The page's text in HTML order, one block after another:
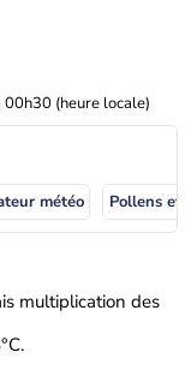
00h30 (heure locale)
météo Pollens
multiplication des